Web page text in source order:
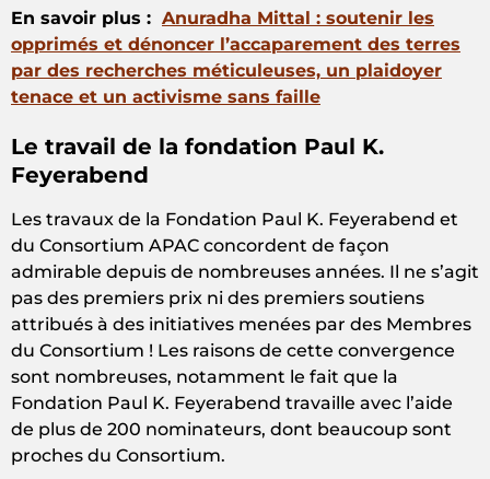
En savoir plus : Anuradha Mittal : soutenir les
opprimés et dénoncer l’accaparement des terres
par des recherches méticuleuses, un plaidoyer
tenace et un activisme sans faille
Le travail de la fondation Paul K.
Feyerabend
Les travaux de la Fondation Paul K. Feyerabend et
du Consortium APAC concordent de façon
admirable depuis de nombreuses années. Il ne s’agit
pas des premiers prix ni des premiers soutiens
attribués à des initiatives menées par des Membres
du Consortium ! Les raisons de cette convergence
sont nombreuses, notamment le fait que la
Fondation Paul K. Feyerabend travaille avec l’aide
de plus de 200 nominateurs, dont beaucoup sont
proches du Consortium.